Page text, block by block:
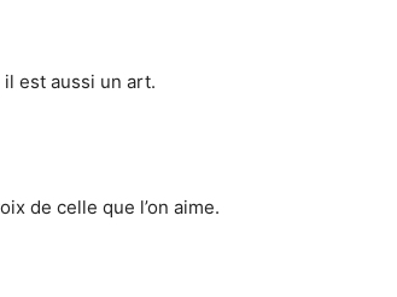
il est aussi un art.
de celle que l’on aime.